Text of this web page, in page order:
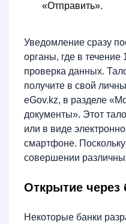
«Отправить».
Уведомление сразу
органы, где в течение
проверка данных.
получите в свой
eGov.kz, в разделе
документы». Этот
или в виде
смартфоне. Поскольку
совершении
Открытие через
Некоторые банки